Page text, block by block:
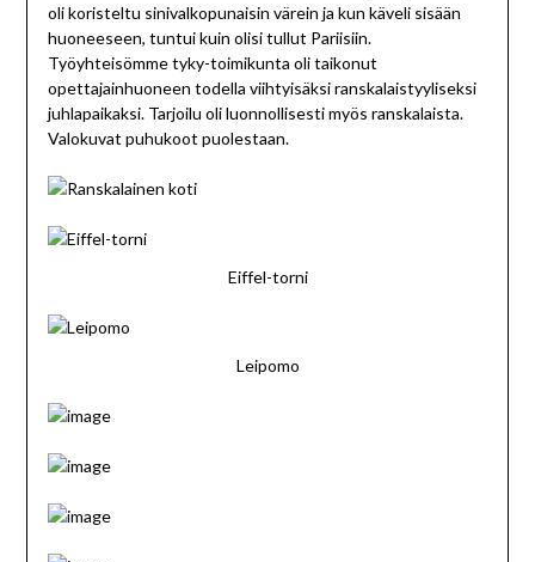
oli koristeltu sinivalkopunaisin värein ja kun käveli sisään
huoneeseen, tuntui kuin olisi tullut Pariisiin.
Työyhteisömme tyky-toimikunta oli taikonut
opettajainhuoneen todella viihtyisäksi ranskalaistyyliseksi
juhlapaikaksi. Tarjoilu oli luonnollisesti myös ranskalaista.
Valokuvat puhukoot puolestaan.
Eiffel-torni
Leipomo